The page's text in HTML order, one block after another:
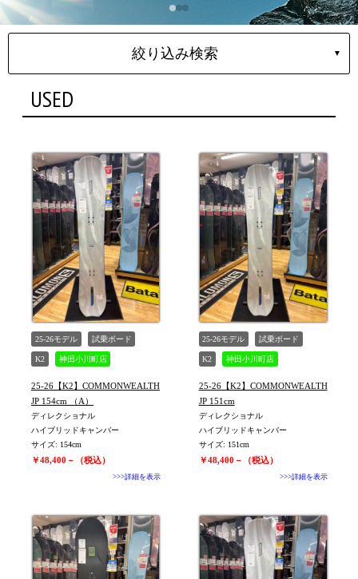
絞り込み検索 ▼
TYPE
USED
25-26モデル 試乗ボード
K2 神田小川町店
25-26【K2】COMMONWEALTH
JP 154cm （A）
ディレクショナル
ハイブリッドキャンバー
サイズ: 154cm
￥48,400－（税込）
>>>詳細を表示
25-26モデル 試乗ボード
K2 神田小川町店
25-26【K2】COMMONWEALTH
JP 151cm
ディレクショナル
ハイブリッドキャンバー
サイズ: 151cm
￥48,400－（税込）
>>>詳細を表示